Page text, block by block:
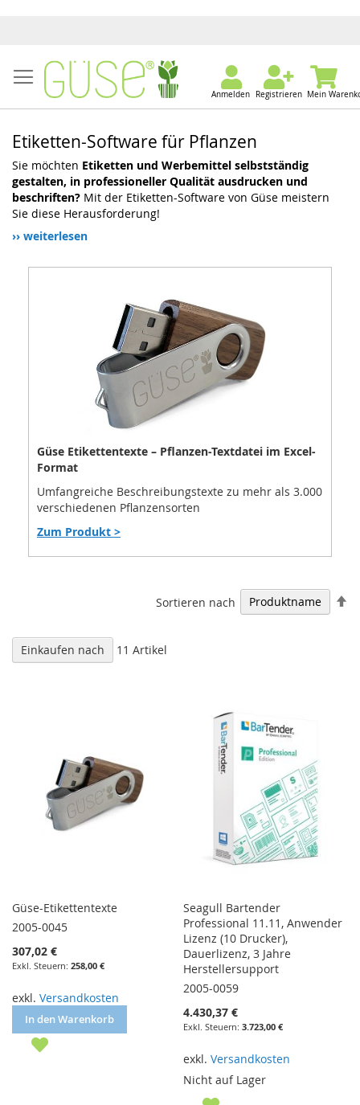
Anmelden Registrieren Mein
Etiketten-Software für Pflanzen
Sie möchten Etiketten und Werbemittel selbstständig
gestalten, in professioneller Qualität ausdrucken und
beschriften? Mit der Etiketten-Software von Güse meistern
Sie diese Herausforderung!
›› weiterlesen
Güse Etikettentexte – Pflanzen-Textdatei im Excel-
Format
Umfangreiche Beschreibungstexte zu mehr als 3.000
verschiedenen Pflanzensorten
Zum Produkt >
Einkaufen nach 11 Artikel
Sortieren nach
Güse-Etikettentexte
2005-0045
307,02 €
258,00 €
exkl. Versandkosten
In den Warenkorb
Seagull Bartender
Professional 11.11, Anwender
Lizenz (10 Drucker),
Dauerlizenz, 3 Jahre
Herstellersupport
2005-0059
4.430,37 €
3.723,00 €
exkl.Versandkosten
Nicht auf Lager